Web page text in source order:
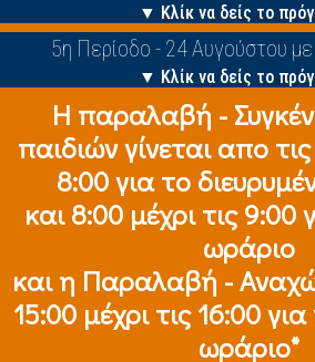
▼ Κλίκ να δείς το
5η Περίοδο - 24 Αυγούστου
▼ Κλίκ να δείς το
Η παραλαβή -
παιδιών γίνεται απο
8:00 για το
και 8:00 μέχρι τις 9:00
ωράριο
και η Παραλαβή -
15:00 μέχρι τις 16:00
ωράριο*